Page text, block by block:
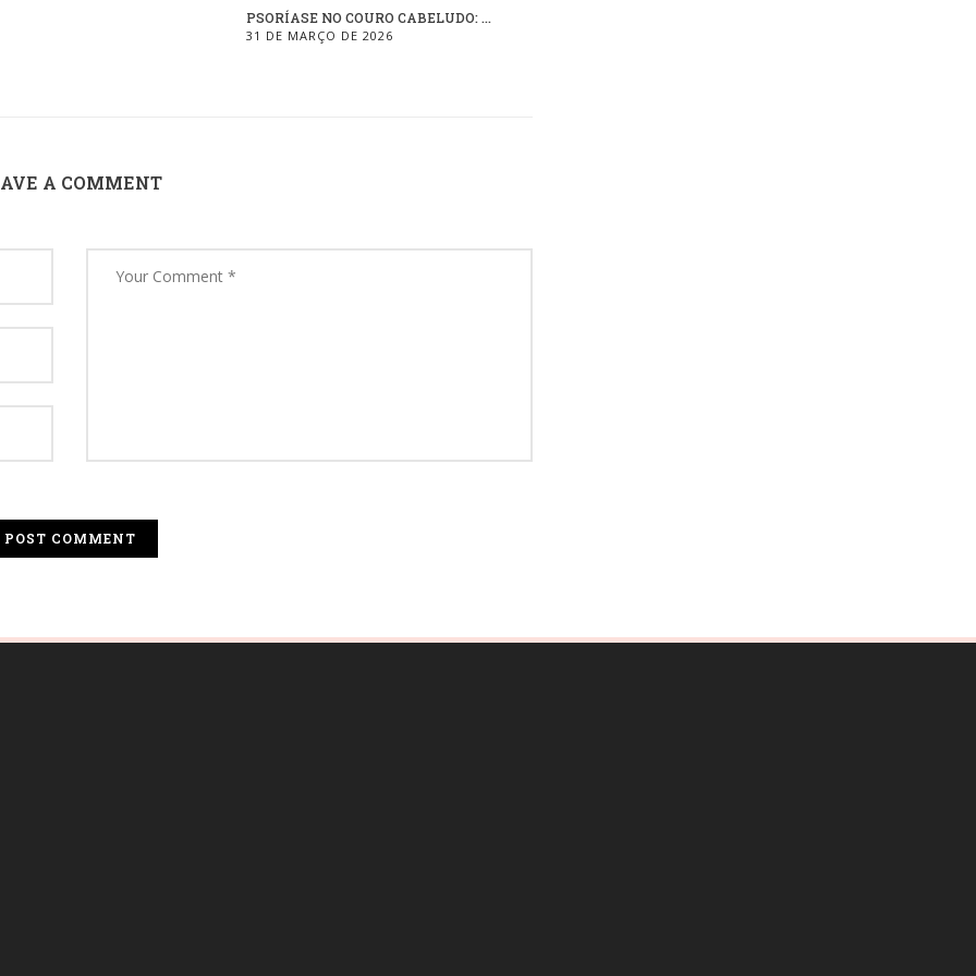
PSORÍASE NO COURO CABELUDO: ...
31 DE MARÇO DE 2026
A COMMENT